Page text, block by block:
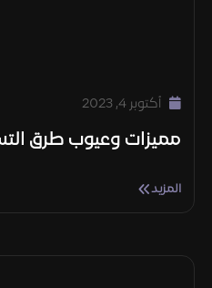
أكتوبر 4, 2023
مميزات وعيوب طرق
المزيد